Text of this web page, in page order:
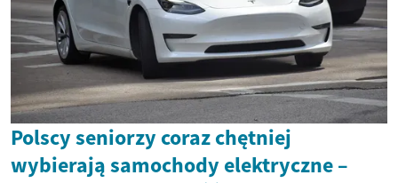
Polscy seniorzy coraz chętniej
wybierają samochody elektryczne –